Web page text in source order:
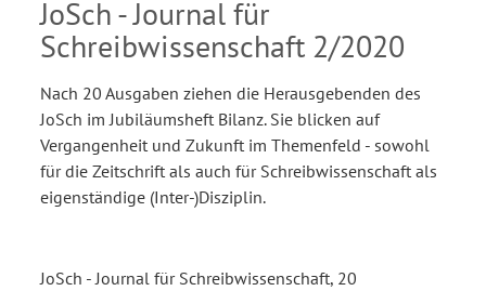
Vergangenheit und Zukunft
JoSch - Journal für
Schreibwissenschaft 2/2020
Nach 20 Ausgaben ziehen die Herausgebenden des
JoSch im Jubiläumsheft Bilanz. Sie blicken auf
Vergangenheit und Zukunft im Themenfeld - sowohl
für die Zeitschrift als auch für Schreibwissenschaft als
eigenständige (Inter-)Disziplin.
JoSch - Journal für Schreibwissenschaft, 20